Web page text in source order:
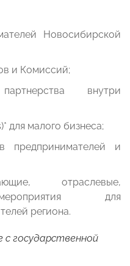
Новосибирской
и Комиссий;
внутри
для малого бизнеса;
и
отраслевые,
для
региона.
с государственной